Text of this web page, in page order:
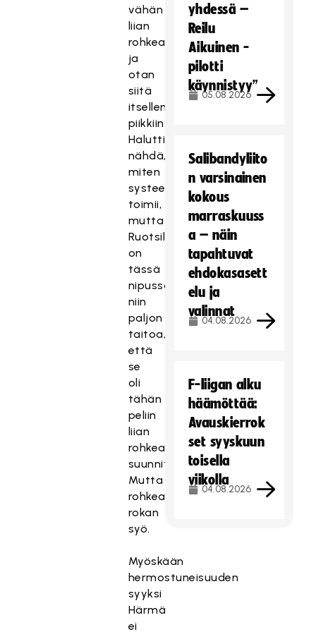
vähän
liian
rohkea
ja
otan
siitä
itselleni
piikkiin.
Haluttiin
nähdä,
miten
systeemi
toimii,
mutta
Ruotsilla
on
tässä
nipussa
niin
paljon
taitoa,
että
se
oli
tähän
peliin
liian
rohkea
suunnitelma.
Mutta
rohkea
rokan
syö.
Myöskään
hermostuneisuuden
syyksi
Härmä
ei
yhdessä –
Reilu
Aikuinen -
pilotti
käynnistyy”
05.08.2026
Salibandyliito
n varsinainen
kokous
marraskuuss
a – näin
tapahtuvat
ehdokasasett
elu ja
valinnat
04.08.2026
F-liigan alku
häämöttää:
Avauskierrok
set syyskuun
toisella
viikolla
04.08.2026